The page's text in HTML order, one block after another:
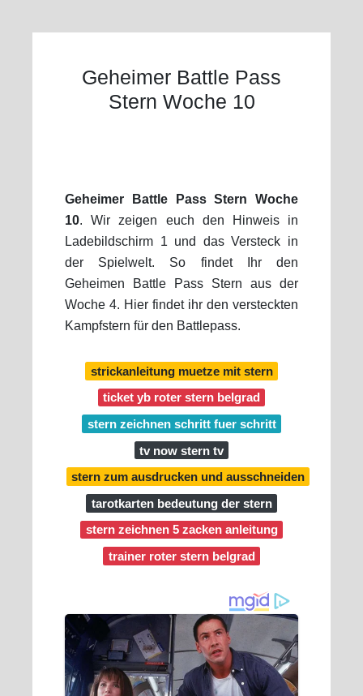
Geheimer Battle Pass
Stern Woche 10
Geheimer Battle Pass Stern Woche
10. Wir zeigen euch den Hinweis in
Ladebildschirm 1 und das Versteck in
der Spielwelt. So findet Ihr den
Geheimen Battle Pass Stern aus der
Woche 4. Hier findet ihr den versteckten
Kampfstern für den Battlepass.
strickanleitung muetze mit stern
ticket yb roter stern belgrad
stern zeichnen schritt fuer schritt
tv now stern tv
stern zum ausdrucken und ausschneiden
tarotkarten bedeutung der stern
stern zeichnen 5 zacken anleitung
trainer roter stern belgrad